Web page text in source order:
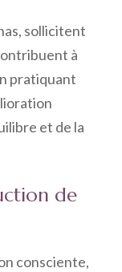
sollicitent
à
pratiquant
et de la
de
consciente,